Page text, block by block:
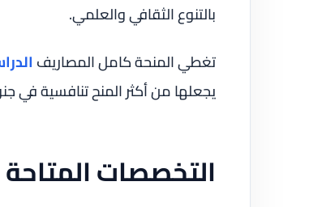
بالتنوع الثقافي والعلمي.
تغطي المنحة كامل المصاريف
يجعلها من أكثر المنح تنافسية في
التخصصات